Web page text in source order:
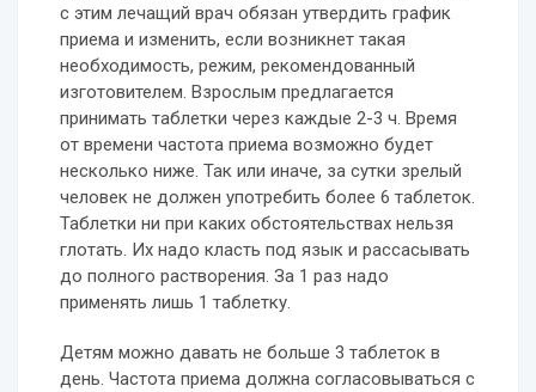
с этим лечащий врач обязан утвердить график
приема и изменить, если возникнет такая
необходимость, режим, рекомендованный
изготовителем. Взрослым предлагается
принимать таблетки через каждые 2-3 ч. Время
от времени частота приема возможно будет
несколько ниже. Так или иначе, за сутки зрелый
человек не должен употребить более 6 таблеток.
Таблетки ни при каких обстоятельствах нельзя
глотать. Их надо класть под язык и рассасывать
до полного растворения. За 1 раз надо
применять лишь 1 таблетку.
Детям можно давать не больше 3 таблеток в
день. Частота приема должна согласовываться с